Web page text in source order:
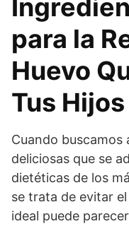
para la
Huevo
Tus Hijos
Cuando buscamos
deliciosas que se
dietéticas de los
se trata de evitar
ideal puede